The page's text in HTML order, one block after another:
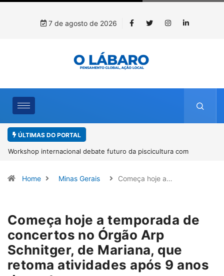
7 de agosto de 2026
ÚLTIMAS DO PORTAL
Workshop internacional debate futuro da piscicultura com
Home Minas Gerais Começa hoje a…
Começa hoje a temporada de
concertos no Órgão Arp
Schnitger, de Mariana, que
retoma atividades após 9 anos